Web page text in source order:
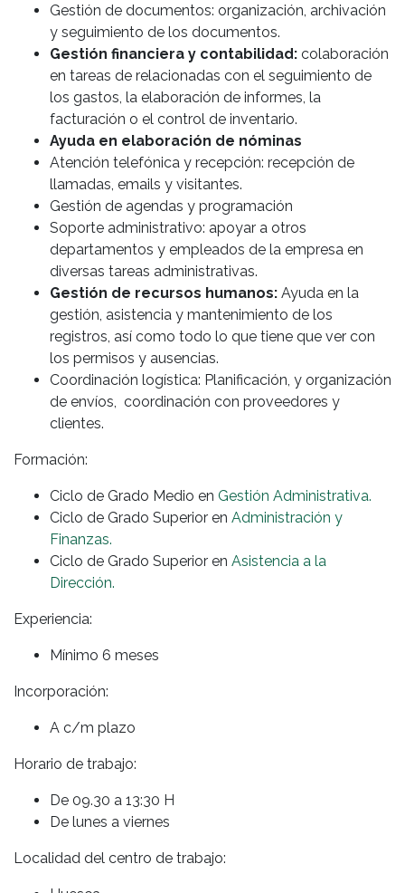
Gestión de documentos: organización, archivación
y seguimiento de los documentos.
Gestión financiera y contabilidad: colaboración
en tareas de relacionadas con el seguimiento de
los gastos, la elaboración de informes, la
facturación o el control de inventario.
Ayuda en elaboración de nóminas
Atención telefónica y recepción: recepción de
llamadas, emails y visitantes.
Gestión de agendas y programación
Soporte administrativo: apoyar a otros
departamentos y empleados de la empresa en
diversas tareas administrativas.
Gestión de recursos humanos: Ayuda en la
gestión, asistencia y mantenimiento de los
registros, así como todo lo que tiene que ver con
los permisos y ausencias.
Coordinación logística: Planificación, y organización
de envíos, coordinación con proveedores y
clientes.
Formación:
Ciclo de Grado Medio en Gestión Administrativa.
Ciclo de Grado Superior en Administración y
Finanzas.
Ciclo de Grado Superior en Asistencia a la
Dirección.
Experiencia:
Mínimo 6 meses
Incorporación:
A c/m plazo
Horario de trabajo:
De 09.30 a 13:30 H
De lunes a viernes
Localidad del centro de trabajo: